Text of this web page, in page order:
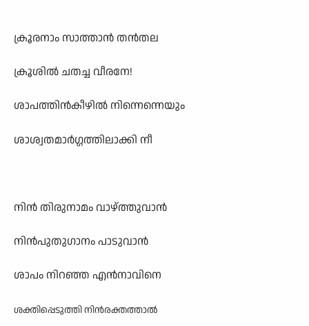
ക്രൂരനാം സാത്താൻ തൻതല
ക്രൂശിൽ ചതച്ച വീരനേ!
ശാപത്തിൻകീഴിൽ നിന്നെന്നെയും
ശാശ്വതമാർഗ്ഗത്തിലാക്കി നീ
നിൻ തിരുനാമം വാഴ്ത്തുവാൻ
നിൻപുതുഗാനം പാടുവാൻ
ശാപം നിറഞ്ഞ എൻനാവിനെ
ശക്തിപ്പെടുത്തി നിൻരക്തത്താൽ